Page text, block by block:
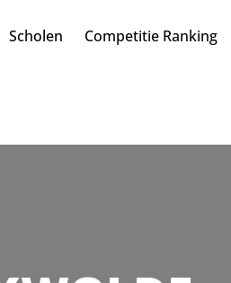
Scholen Competitie Ranking